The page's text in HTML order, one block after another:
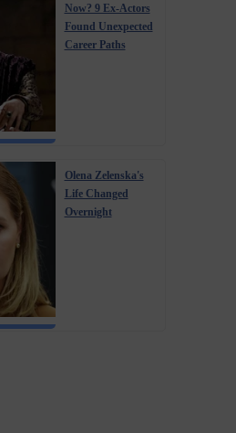
Now? 9 Ex-Actors
Found Unexpected
Career Paths
Olena Zelenska's
Life Changed
Overnight